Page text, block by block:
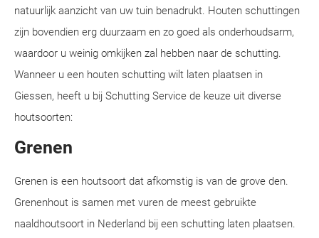
natuurlijk aanzicht van uw tuin benadrukt. Houten schuttingen
zijn bovendien erg duurzaam en zo goed als onderhoudsarm,
waardoor u weinig omkijken zal hebben naar de schutting.
Wanneer u een houten schutting wilt laten plaatsen in
Giessen, heeft u bij Schutting Service de keuze uit diverse
houtsoorten:
Grenen
Grenen is een houtsoort dat afkomstig is van de grove den.
Grenenhout is samen met vuren de meest gebruikte
naaldhoutsoort in Nederland bij een schutting laten plaatsen.